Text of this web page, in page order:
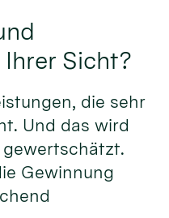
Sicht?
die sehr
Und das wird
Gewinnung